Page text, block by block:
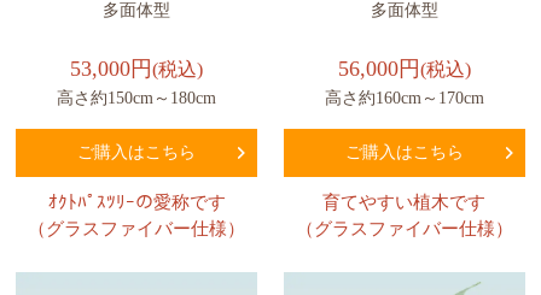
多面体型
53,000円(税込)
高さ約150cm～180cm
ご購入はこちら
ｵｸﾄﾊﾟｽﾂﾘｰの愛称です
（グラスファイバー仕様）
多面体型
56,000円(税込)
高さ約160cm～170cm
ご購入はこちら
育てやすい植木です
（グラスファイバー仕様）